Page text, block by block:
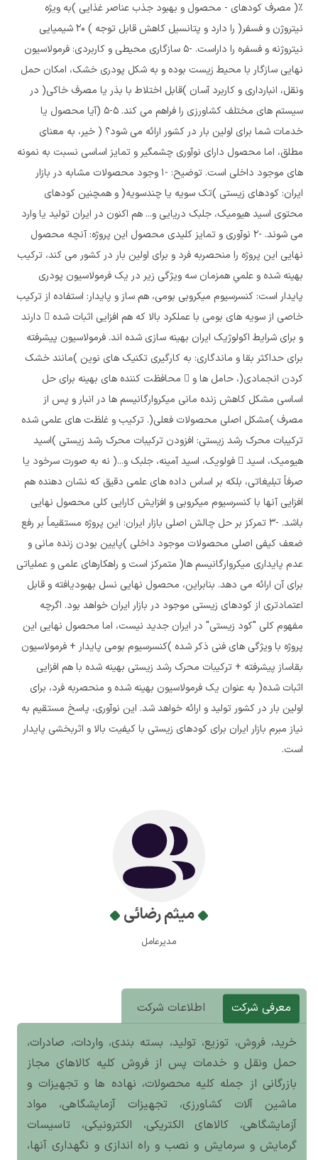
%( مصرف کودهای - محصول و بهبود جذب عناصر غذایی )به ویژه
نیتروژن و فسفر( را دارد و پتانسیل کاهش قابل توجه ) 20 شیمیایی
نیتروژنه و فسفره را داراست. -5 سازگاری محیطی و کاربردی: فرمولاسیون
نهایی سازگار با محیط زیست بوده و به شکل پودری خشک، امکان حمل
ونقل، انبارداری و کاربرد آسان )قابل اختلاط با بذر یا مصرف خاکی( در
سیستم های مختلف کشاورزی را فراهم می کند. 5-5 (آیا محصول یا
خدمات شما برای اولین بار در کشور ارائه می شود؟ ( خیر، به معنای
مطلق، اما محصول دارای نوآوری چشمگیر و تمایز اساسی نسبت به نمونه
های موجود داخلی است. توضیح: -1 وجود محصولات مشابه در بازار
ایران: کودهای زیستی )تک سویه یا چندسویه( و همچنین کودهای
محتوی اسید هیومیک، جلبک دریایی و... هم اکنون در ایران تولید یا وارد
می شوند. -2 نوآوری و تمایز کلیدی محصول این پروژه: آنچه محصول
نهایی این پروژه را منحصربه فرد و برای اولین بار در کشور می کند، ترکیب
بهینه شده و علمیِ همزمان سه ویژگی زیر در یک فرمولاسیون پودری
پایدار است: کنسرسیوم میکروبی بومی، هم ساز و پایدار: استفاده از ترکیب
خاصی از سویه های بومی با عملکرد بالا که هم افزایی اثبات شده  دارند
و برای شرایط اکولوژیک ایران بهینه سازی شده اند. فرمولاسیون پیشرفته
برای حداکثر بقا و ماندگاری: به کارگیری تکنیک های نوین )مانند خشک
کردن انجمادی(، حامل ها و  محافظت کننده های بهینه برای حل
اساسی مشکل کاهش زنده مانی میکروارگانیسم ها در انبار و پس از
مصرف )مشکل اصلی محصولات فعلی(. ترکیب و غلظت های علمی شده
ترکیبات محرک رشد زیستی: افزودن ترکیبات محرک رشد زیستی )اسید
هیومیک، اسید  فولویک، اسید آمینه، جلبک و...( نه به صورت سرخود یا
صرفاً تبلیغاتی، بلکه بر اساس داده های علمی دقیق که نشان دهنده هم
افزایی آنها با کنسرسیوم میکروبی و افزایش کارایی کلی محصول نهایی
باشد. -3 تمرکز بر حل چالش اصلی بازار ایران: این پروژه مستقیماً بر رفع
ضعف کیفی اصلی محصولات موجود داخلی )پایین بودن زنده مانی و
عدم پایداری میکروارگانیسم ها( متمرکز است و راهکارهای علمی و عملیاتی
برای آن ارائه می دهد. بنابراین، محصول نهایی نسل بهبودیافته و قابل
اعتمادتری از کودهای زیستی موجود در بازار ایران خواهد بود. اگرچه
مفهوم کلی "کود زیستی" در ایران جدید نیست، اما محصول نهایی این
پروژه با ویژگی های فنی ذکر شده )کنسرسیوم بومی پایدار + فرمولاسیون
بقاساز پیشرفته + ترکیبات محرک رشد زیستی بهینه شده با هم افزایی
اثبات شده( به عنوان یک فرمولاسیون بهینه شده و منحصربه فرد، برای
اولین بار در کشور تولید و ارائه خواهد شد. این نوآوری، پاسخ مستقیم به
نیاز مبرم بازار ایران برای کودهای زیستی با کیفیت بالا و اثربخشی پایدار
است.
میثم رضائی
مدیرعامل
معرفی شرکت اطلاعات شرکت
خرید، فروش، توزیع، تولید، بسته بندی، واردات، صادرات،
حمل ونقل و خدمات پس از فروش کلیه کالاهای مجاز
بازرگانی از جمله کلیه محصولات، نهاده ها و تجهیزات و
ماشین آلات کشاورزی، تجهیزات آزمایشگاهی، مواد
آزمایشگاهی، کالاهای الکتریکی، الکترونیکی، تاسیسات
گرمایش و سرمایش و نصب و راه اندازی و نگهداری آنها،